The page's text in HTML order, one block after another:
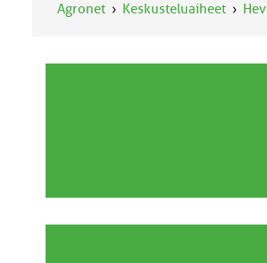
Agronet Keskusteluaiheet